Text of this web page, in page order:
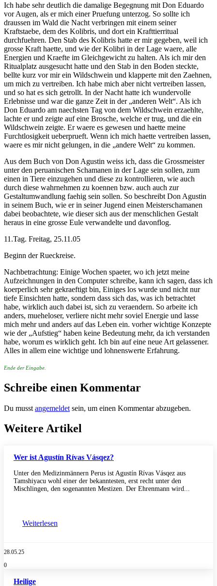
Ich habe sehr deutlich die damalige Begegnung mit Don Eduardo
vor Augen, als er mich einer Pruefung unterzog. So sollte ich
draussen im Wald die Nacht verbringen mit einem seiner
Kraftstaebe, dem des Kolibris, und dort ein Krafttierritual
durchfuehren. Den Stab des Kolibris hatte er mir gegeben, weil ich
grosse Kraft haette, und wie der Kolibri in der Lage waere, alle
Energien und Kraefte im Gleichgewicht zu halten. Als ich mir den
Ritualplatz ausgesucht hatte und den Stab in den Boden steckte,
bellte kurz vor mir ein Wildschwein und klapperte mit den Zaehnen,
um mich zu vertreiben. Ich habe mich aber nicht vertreiben lassen,
und so hat es sich getrollt. In der Nacht hatte ich wundervolle
Erlebnisse und war die ganze Zeit in der „anderen Welt“. Als ich
Don Eduardo am naechsten Tag von dem Wildschwein erzaehlte,
lachte er und zeigte auf eine Brosche, welche er trug, und die ein
Wildschwein zeigte. Er waere es gewesen und haette meine
Furchtlosigkeit ueberprueft. Wenn ich mich haette vertreiben lassen,
waere es mir nicht gelungen, in die „andere Welt“ zu kommen.
Aus dem Buch von Don Agustin weiss ich, dass die Grossmeister
unter den peruanischen Schamanen in der Lage sein sollen, zum
einen in Tiere einzugehen und diese zu kontrollieren, wie auch
durch diese wahrnehmen zu koennen bzw. auch auch zur
Gestaltumwandlung faehig sein sollen. So beschreibt Don Agustin
in seinem Buch, wie er in seiner Jugend einen Meisterschamanen
dabei beobachtete, wie dieser sich aus der menschlichen Gestalt
heraus in eine grosse Eule verwandelte und davonflog.
11.Tag. Freitag, 25.11.05
Beginn der Rueckreise.
Nachbetrachtung: Einige Wochen spaeter, wo ich jetzt meine
Aufzeichnungen in den Computer schreibe, kann ich sagen, dass ich
koerperlich sehr gekraeftigt bin, Einiges los wurde und nicht nur
tiefe Einsichten hatte, sondern dass sich das, was ich betrachtet
habe, wirklich auch dabei ist, sich zu veraendern. So arbeite ich
anders, mueheloser, verliere nicht mehr soviel Energie und lasse
mich mehr und anders auf das Leben ein. vorher wichtige Konzepte
wie der „Aufstieg“ haben keine Bedeutung mehr, da ich verstanden
habe, worum es wirklich geht. Ich bin auf eine neue Art gelassener.
Alles in allem eine wichtige und lohnenswerte Erfahrung.
Ende der Eingabe.
Schreibe einen Kommentar
Du musst angemeldet sein, um einen Kommentar abzugeben.
Weitere Artikel
Wer ist Agustín Rívas Vásqez?
Unter den Medizinmännern Perus ist Agustín Rívas Vásqez aus
Tamshiyacu wohl einer der bekanntesten, erst recht unter den
Mischlingen, den sogenannten Mestizen. Der Ehrenmann wird...
Weiterlesen
28.05.25
0
Heilige